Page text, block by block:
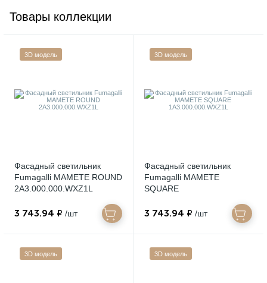
Товары коллекции
3D модель
Фасадный светильник
Fumagalli MAMETE ROUND
2A3.000.000.WXZ1L
3 743.94 ₽ /шт
3D модель
Фасадный светильник
Fumagalli MAMETE
SQUARE
3 743.94 ₽ /шт
3D модель 3D модель